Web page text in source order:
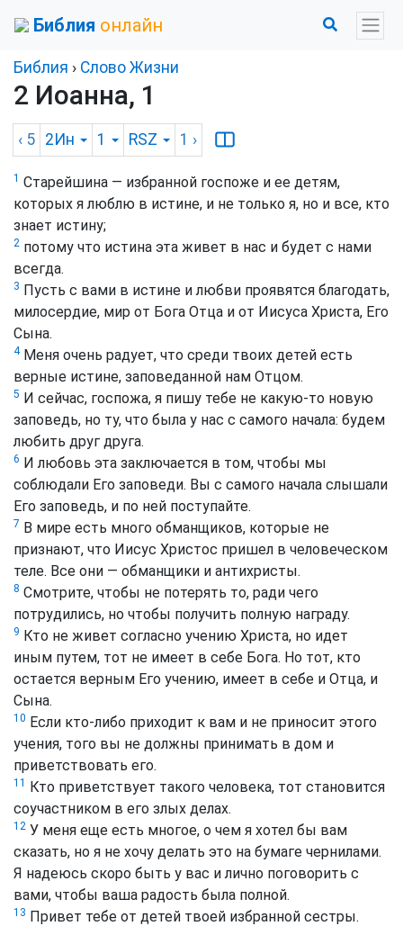
Библия онлайн
Библия › Слово Жизни
2 Иоанна, 1
‹ 5 2Ин 1 RSZ 1 ›
1 Старейшина — избранной госпоже и ее детям,
которых я люблю в истине, и не только я, но и все, кто
знает истину;
2 потому что истина эта живет в нас и будет с нами
всегда.
3 Пусть с вами в истине и любви проявятся благодать,
милосердие, мир от Бога Отца и от Иисуса Христа, Его
Сына.
4Меня очень радует, что среди твоих детей есть
верные истине, заповеданной нам Отцом.
5 И сейчас, госпожа, я пишу тебе не какую-то новую
заповедь, но ту, что была у нас с самого начала: будем
любить друг друга.
6 И любовь эта заключается в том, чтобы мы
соблюдали Его заповеди. Вы с самого начала слышали
Его заповедь, и по ней поступайте.
7 В мире есть много обманщиков, которые не
признают, что Иисус Христос пришел в человеческом
теле. Все они — обманщики и антихристы.
8 Смотрите, чтобы не потерять то, ради чего
потрудились, но чтобы получить полную награду.
9 Кто не живет согласно учению Христа, но идет
иным путем, тот не имеет в себе Бога. Но тот, кто
остается верным Его учению, имеет в себе и Отца, и
Сына.
10 Если кто-либо приходит к вам и не приносит этого
учения, того вы не должны принимать в дом и
приветствовать его.
11
Кто приветствует такого человека, тот становится
соучастником в его злых делах.
12 У меня еще есть многое, о чем я хотел бы вам
сказать, но я не хочу делать это на бумаге чернилами.
Я надеюсь скоро быть у вас и лично поговорить с
вами, чтобы ваша радость была полной.
13 Привет тебе от детей твоей избранной сестры.